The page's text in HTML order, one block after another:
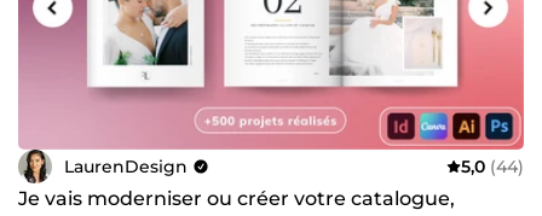
LaurenDesign 5,0 (44)
Je vais moderniser ou créer votre catalogue,